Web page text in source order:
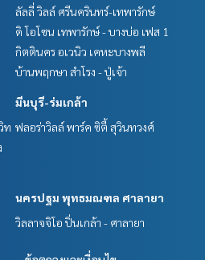
ลัลลี่ วิลล์ ศรีนครินทร์-เทพารักษ์
ดิ โอโซน เทพารักษ์ - บางบ่อ เฟส 1
กิตตินคร อเวนิว เคหะบางพลี
บ้านพฤกษา สำโรง - ปู่เจ้า
ท
มีนบุรี-ร่มเกล้า
ฟลอร่าวิลล์ พาร์ค ซิตี้ สุวินทวงศ์
นครปฐม พุทธมณฑล ศาลายา
วิลลาจจิโอ ปิ่นเกล้า - ศาลายา